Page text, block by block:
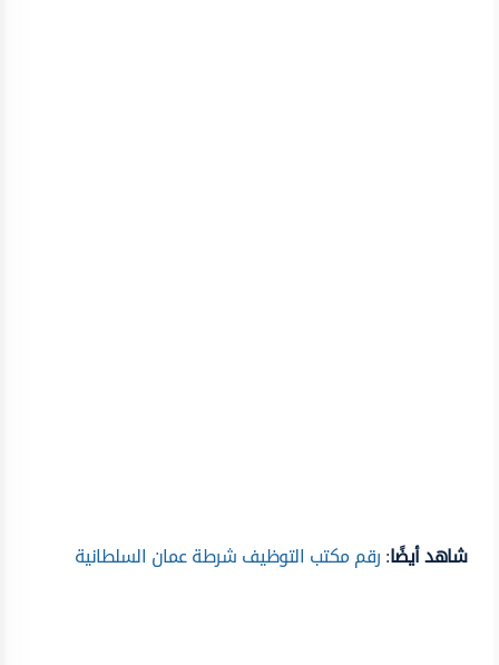
شاهد أيضًا:رقم مكتب التوظيف شرطة عمان السلطانية